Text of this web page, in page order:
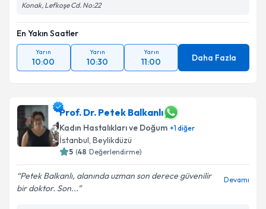
Konak, Lefkoşe Cd. No:22
En Yakın Saatler
Yarın
10:00
Yarın
10:30
Yarın
11:00 Daha Fazla
Prof. Dr. Petek Balkanlı
Kadın Hastalıkları ve Doğum +1diğer
İstanbul, Beylikdüzü
5 (48 Değerlendirme)
Petek Balkanlı, alanında uzman son derece güvenilir
bir doktor. Son...
Devamı